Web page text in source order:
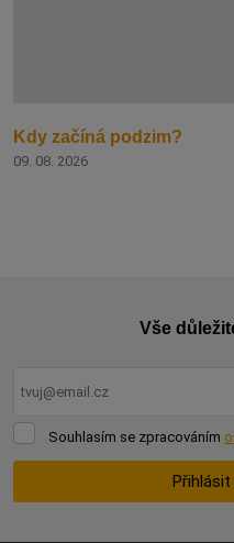
Kdy začíná podzim?
09. 08. 2026
Vše
Souhlasím
Souhlasím se zpracováním